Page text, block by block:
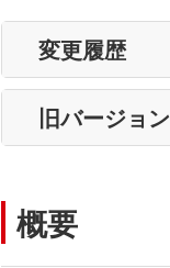
変更履歴
旧バージョン
概要